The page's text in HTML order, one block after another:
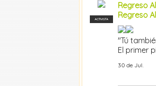
ACTIVISTA
Regreso
Regreso
"Tú
El primer
30 de Jul.